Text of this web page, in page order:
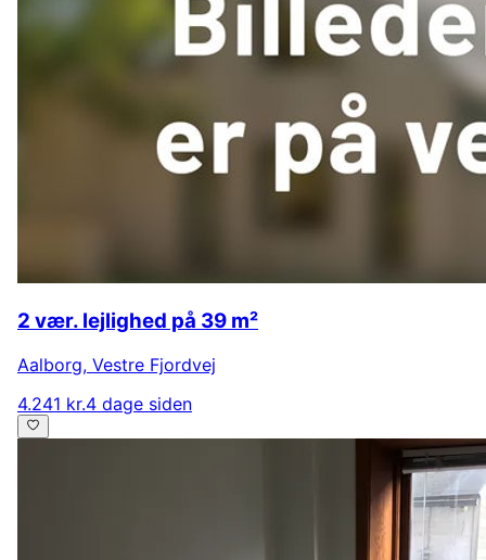
2 vær. lejlighed på 39 m²
Aalborg, Vestre Fjordvej
4.241 kr.4 dage siden